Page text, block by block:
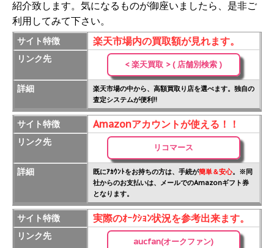
紹介致します。気になるものが御座いましたら、是非ご
利用してみて下さい。
サイト特徴 楽天市場内の買取額が見れます。
リンク先
< 楽天買取 > ( 店舗別検索 )
詳細
楽天市場の中から、高額買取り店を選べます。独自の
査定システムが便利!!
サイト特徴 Amazonアカウントが使える！！
リンク先
リコマース
詳細 既にｱｶｳﾝﾄをお持ちの方は、手続が簡単＆安心。※同
社からのお支払いは、メールでのAmazonギフト券
となります。
サイト特徴 実際のｵｰｸｼｮﾝ状況を参考出来ます。
リンク先
aucfan(オークファン)